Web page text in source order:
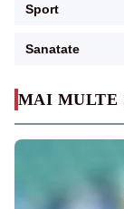
MAI MULTE
Sport
Sanatate